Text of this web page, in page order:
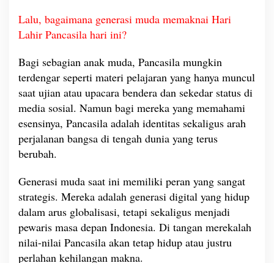
Lalu, bagaimana generasi muda memaknai Hari
Lahir Pancasila hari ini?
Bagi sebagian anak muda, Pancasila mungkin
terdengar seperti materi pelajaran yang hanya muncul
saat ujian atau upacara bendera dan sekedar status di
media sosial. Namun bagi mereka yang memahami
esensinya, Pancasila adalah identitas sekaligus arah
perjalanan bangsa di tengah dunia yang terus
berubah.
Generasi muda saat ini memiliki peran yang sangat
strategis. Mereka adalah generasi digital yang hidup
dalam arus globalisasi, tetapi sekaligus menjadi
pewaris masa depan Indonesia. Di tangan merekalah
nilai-nilai Pancasila akan tetap hidup atau justru
perlahan kehilangan makna.